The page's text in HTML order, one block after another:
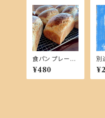
食パン プレーン
【単品商品】
¥480
別
金